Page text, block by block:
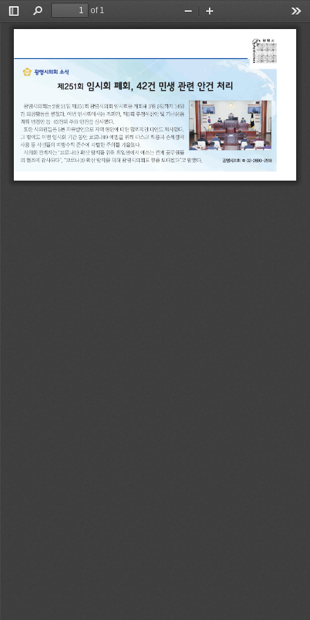
Toggle
Sidebar
Find
of 1
Zoom
Out
In
광명시의회 소식